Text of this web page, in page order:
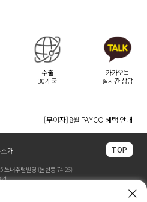
수출
30개국
카카오톡
실시간 상담
[무이자] 8월 토스페이 무이자 할부안내
[무이자] 8월 PAYCO 혜택 안내
개 TOP
쏘내추럴빌딩 (논현동 74-26)